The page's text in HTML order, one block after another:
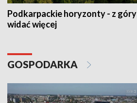
Podkarpackie horyzonty - z góry
widać więcej
GOSPODARKA